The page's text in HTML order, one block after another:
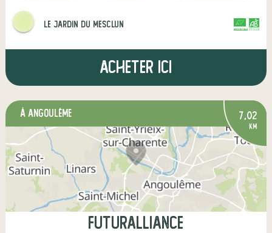
Le Jardin Du Mesclun
Acheter ici
à Angoulême 7,02
km
Futuralliance